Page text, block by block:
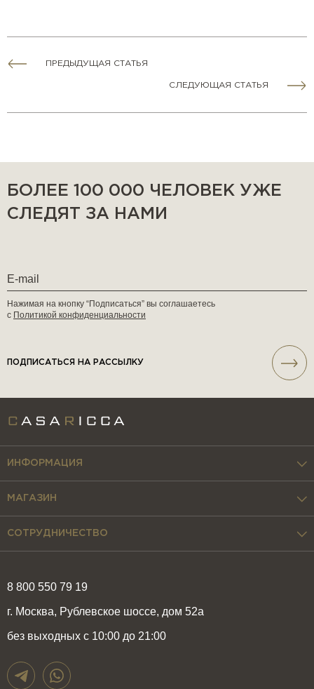
ПРЕДЫДУЩАЯ СТАТЬЯ
СЛЕДУЮЩАЯ СТАТЬЯ
БОЛЕЕ 100 000 ЧЕЛОВЕК УЖЕ
СЛЕДЯТ ЗА НАМИ
Нажимая на кнопку “Подписаться” вы соглашаетесь
с Политикой конфиденциальности
ПОДПИСАТЬСЯ НА РАССЫЛКУ
8 800 550 79 19
г. Москва, Рублевское шоссе, дом 52а
без выходных с 10:00 до 21:00
ИНФОРМАЦИЯ
МАГАЗИН
СОТРУДНИЧЕСТВО